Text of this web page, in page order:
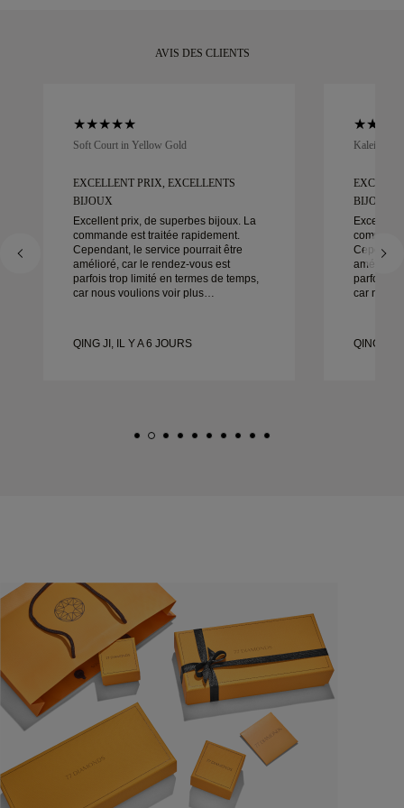
AVIS DES CLIENTS
Soft Court in Yellow Gold
EXCELLENT PRIX, EXCELLENTS
BIJOUX
Excellent prix, de superbes bijoux. La
commande est traitée rapidement.
Cependant, le service pourrait être
amélioré, car le rendez-vous est
parfois trop limité en termes de temps,
car nous voulions voir plus
des bijoux de bonne qualité. Ma
QING JI, IL Y A 6 JOURS
Kaleida
BIJOUX
Excellent
amélioré,
parfois
car nous
des
QING JI,